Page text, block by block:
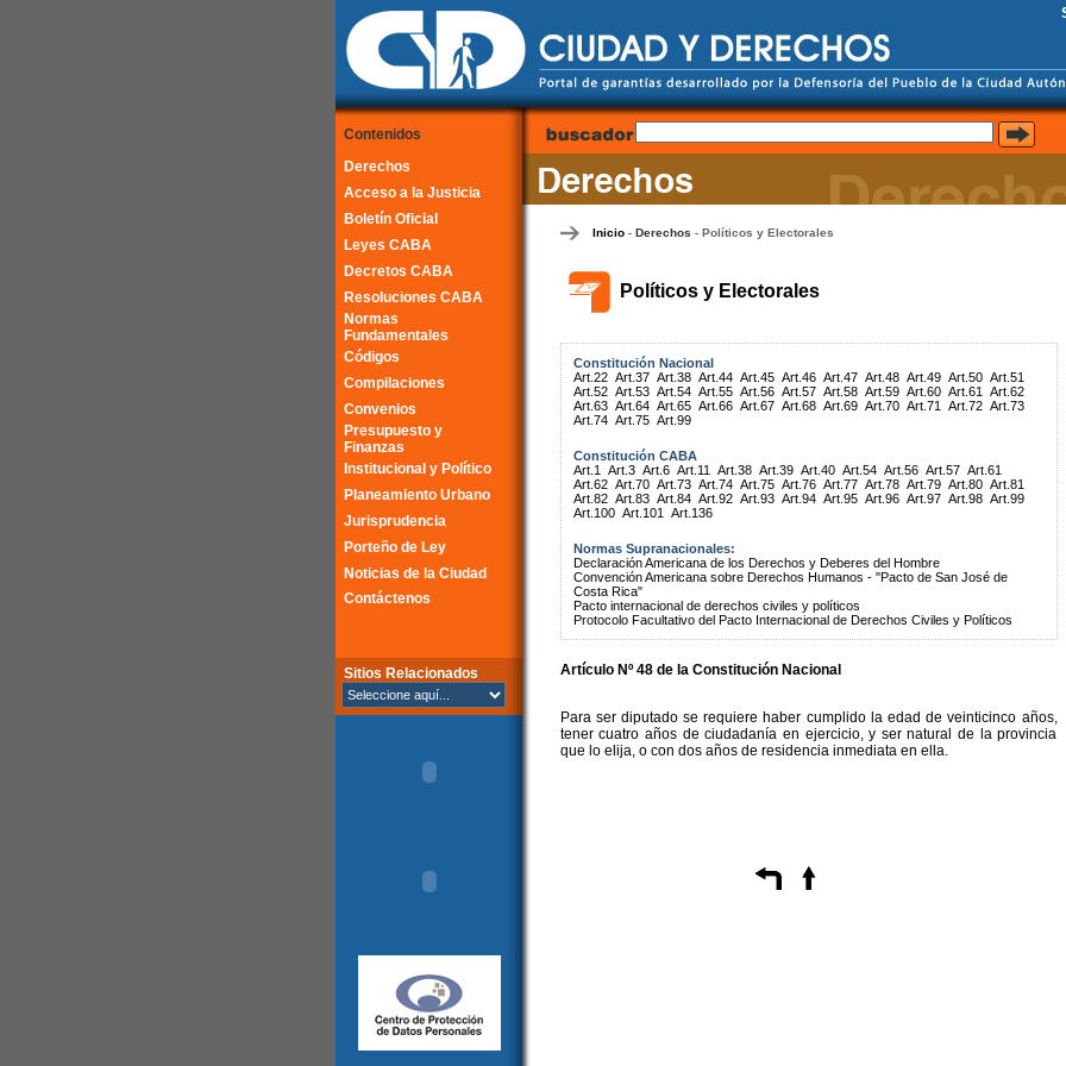
Contenidos
Derechos
Acceso a la Justicia
Boletín Oficial
Leyes CABA
Decretos CABA
Resoluciones CABA
Normas
Fundamentales
Códigos
Compilaciones
Convenios
Presupuesto y
Finanzas
Institucional y Político
Planeamiento Urbano
Jurisprudencia
Porteño de Ley
Noticias de la Ciudad
Contáctenos
Sitios Relacionados
Inicio- Derechos - Políticos y Electorales
Políticos y Electorales
Constitución Nacional
Art.22 Art.37 Art.38 Art.44 Art.45 Art.46 Art.47 Art.48 Art.49 Art.50 Art.51
Art.52 Art.53 Art.54 Art.55 Art.56 Art.57 Art.58 Art.59 Art.60 Art.61
Art.62
Art.63 Art.64 Art.65 Art.66 Art.67 Art.68 Art.69 Art.70 Art.71 Art.72 Art.73
Art.74 Art.75 Art.99
Constitución CABA
Art.1
Art.3 Art.6 Art.11 Art.38 Art.39 Art.40 Art.54 Art.56 Art.57 Art.61
Art.62 Art.70 Art.73 Art.74 Art.75 Art.76 Art.77 Art.78 Art.79 Art.80 Art.81
Art.82 Art.83 Art.84 Art.92 Art.93 Art.94 Art.95 Art.96 Art.97 Art.98 Art.99
Art.100 Art.101 Art.136
Normas Supranacionales:
Declaración Americana de los Derechos y Deberes del Hombre
Convención Americana sobre Derechos Humanos - "Pacto de San José de
Costa Rica"
Pacto internacional de derechos civiles y políticos
Protocolo Facultativo del Pacto Internacional de Derechos Civiles y Políticos
Artículo Nº 48 de la Constitución Nacional
Para ser diputado se requiere haber cumplido la edad de veinticinco años,
tener cuatro años de ciudadanía en ejercicio, y ser natural de la provincia
que lo elija, o con dos años de residencia inmediata en ella.